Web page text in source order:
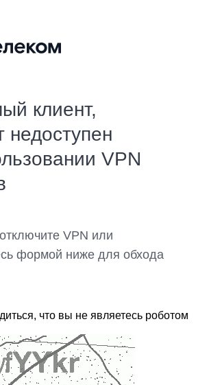
клиент,
недоступен
VPN
VPN или
формой ниже для обхода
что вы не являетесь роботом